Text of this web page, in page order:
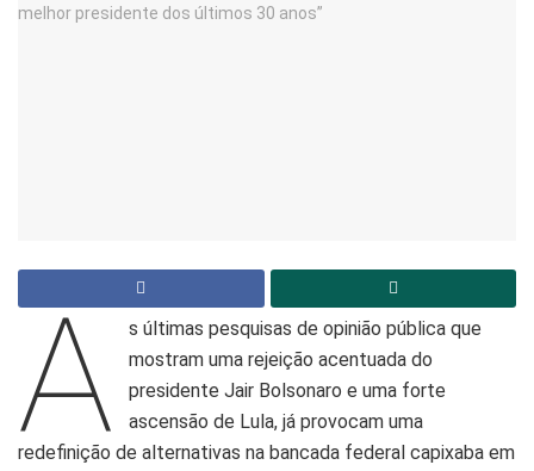
A
s últimas pesquisas de opinião pública que
mostram uma rejeição acentuada do
presidente Jair Bolsonaro e uma forte
ascensão de Lula, já provocam uma
redefinição de alternativas na bancada federal capixaba em